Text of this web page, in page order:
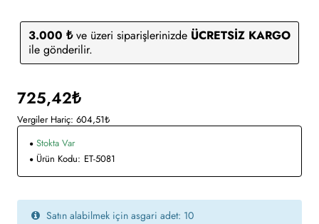
3.000 ₺ve üzeri siparişlerinizde ÜCRETSİZ KARGO
ile gönderilir.
725,42₺
Vergiler Hariç: 604,51₺
Stokta Var
Ürün Kodu: ET-5081
Satın alabilmek için asgari adet: 10